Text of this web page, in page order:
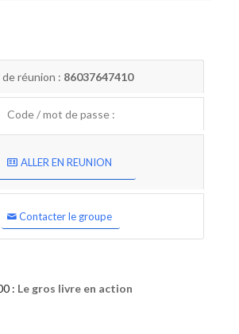
de réunion : 86037647410
Code / mot de passe :
ALLER EN REUNION
Contacter le groupe
: Le gros livre en action